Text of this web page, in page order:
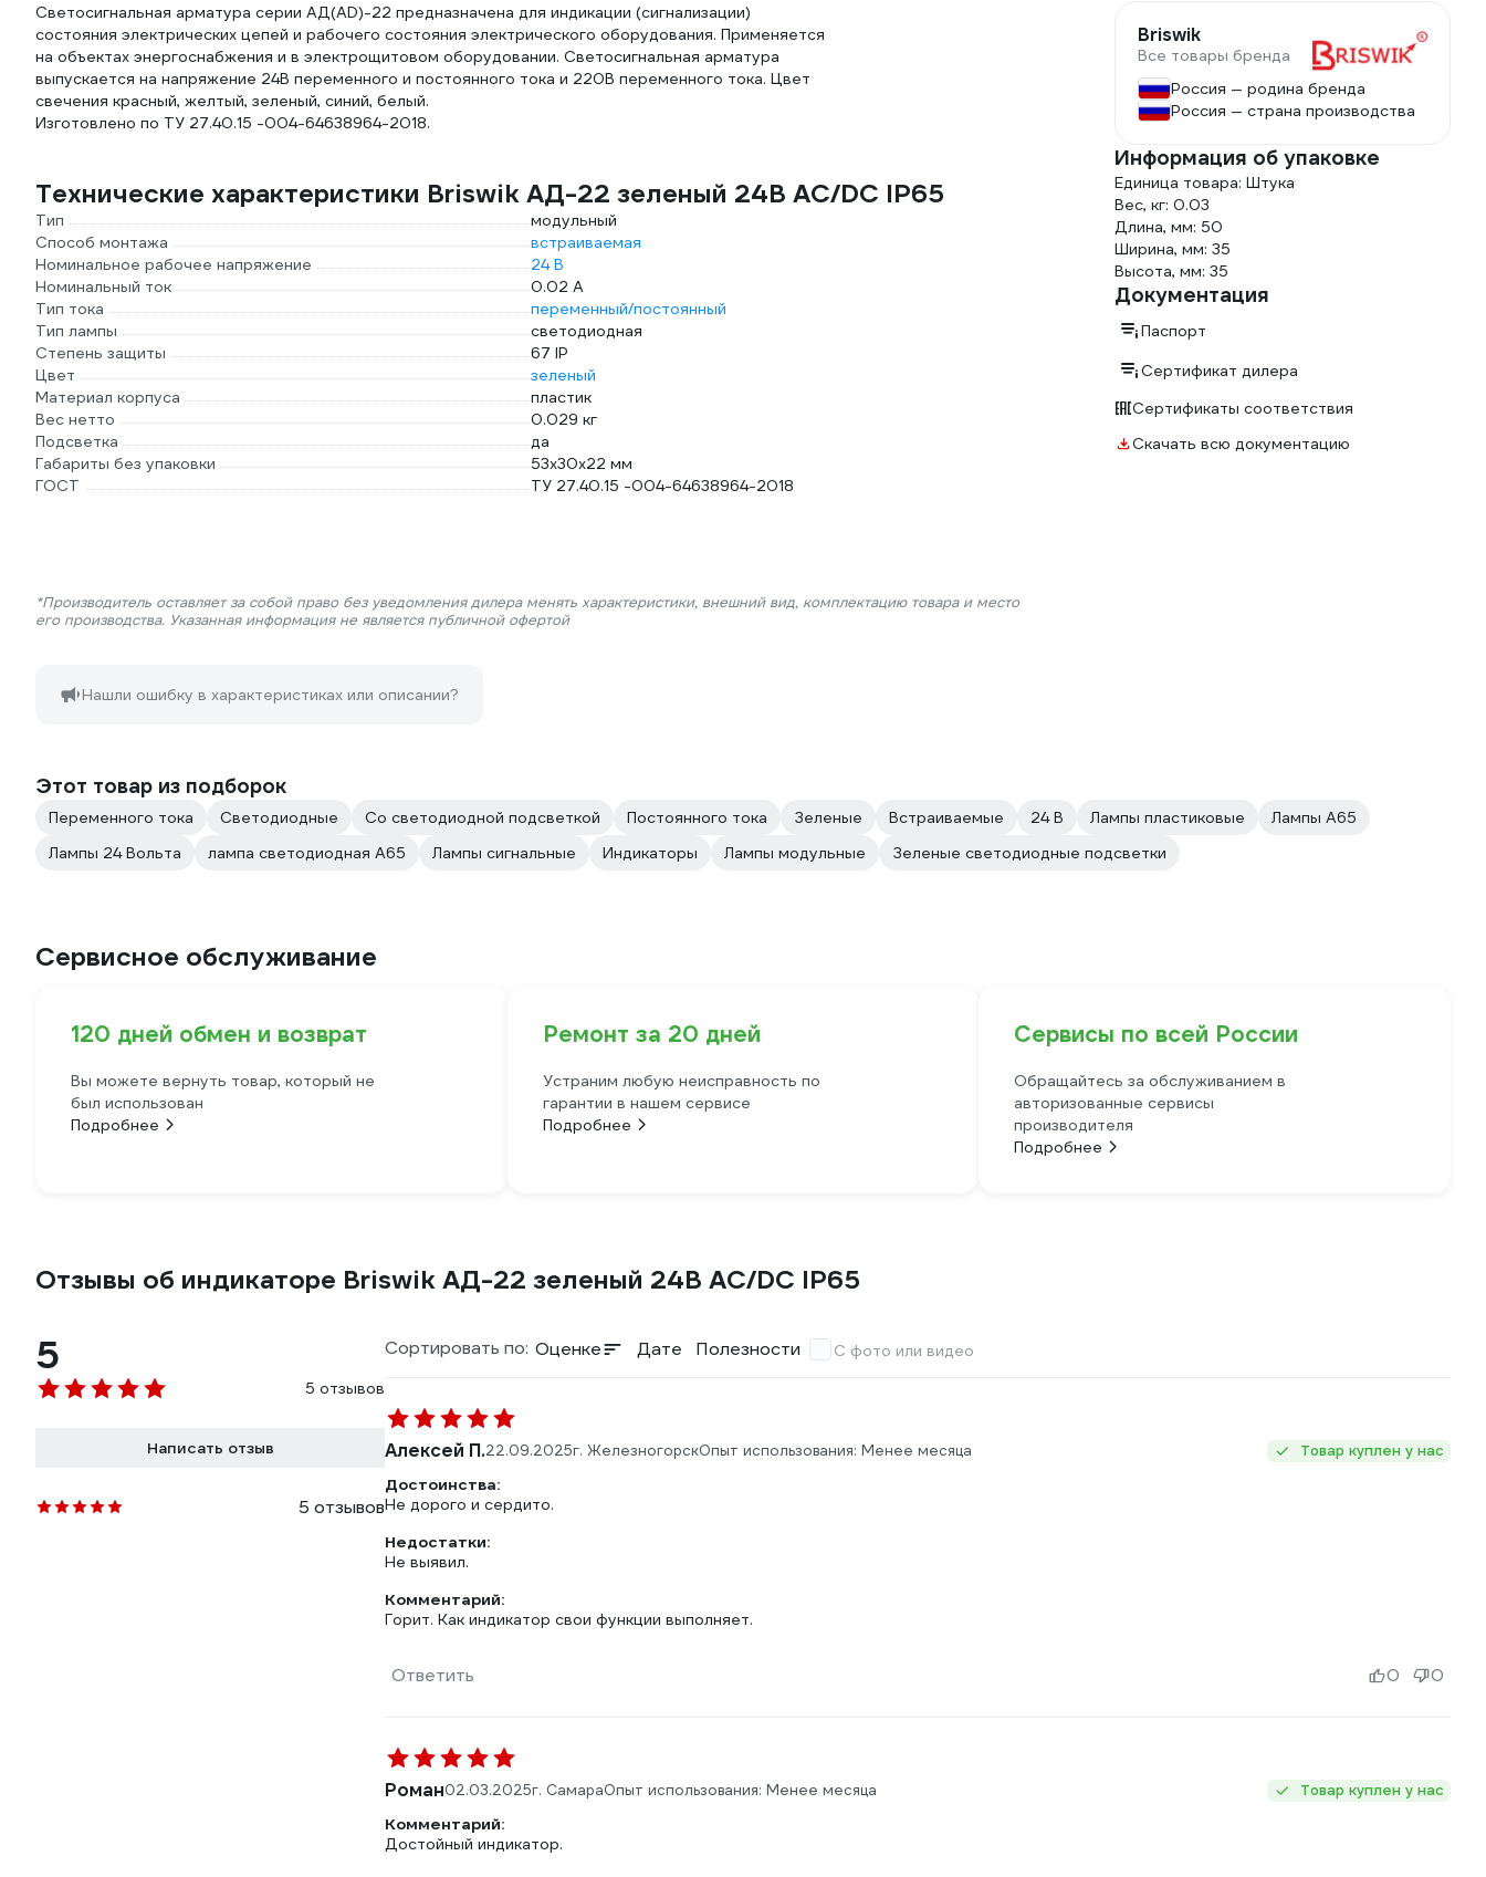
Светосигнальная арматура серии АД(AD)-22 предназначена для индикации (сигнализации)
состояния электрических цепей и рабочего состояния электрического оборудования. Применяется
на объектах энергоснабжения и в электрощитовом оборудовании. Светосигнальная арматура
выпускается на напряжение 24В переменного и постоянного тока и 220B переменного тока. Цвет
свечения красный, желтый, зеленый, синий, белый.
Изготовлено по ТУ 27.40.15 -004-64638964-2018.
Технические характеристики Briswik АД-22 зеленый 24В AC/DC IP65
Тип
модульный
Способ монтажа
встраиваемая
Номинальное рабочее напряжение
24 В
Номинальный ток
0.02 А
Тип тока
переменный/постоянный
Тип лампы
светодиодная
Степень защиты
67 IP
Цвет
зеленый
Материал корпуса
пластик
Вес нетто
0.029 кг
Подсветка
да
Габариты без упаковки
53х30х22 мм
ГОСТ
ТУ 27.40.15 -004-64638964-2018
*Производитель оставляет за собой право без уведомления дилера менять характеристики, внешний вид, комплектацию товара и место
его производства. Указанная информация не является публичной офертой
Нашли ошибку в характеристиках или описании?
Briswik
Все товары бренда
Россия — родина бренда
Россия — страна производства
Информация об упаковке
Единица товара: Штука
Вес, кг: 0.03
Длина, мм: 50
Ширина, мм: 35
Высота, мм: 35
Документация
Паспорт
Сертификат дилера
Сертификаты соответствия
Скачать всю документацию
Этот товар из подборок
Переменного тока Светодиодные Со светодиодной подсветкой Постоянного тока Зеленые Встраиваемые 24 В Лампы пластиковые
Лампы А65
Лампы 24 Вольта
лампа светодиодная А65 Лампы сигнальные Индикаторы Лампы модульные Зеленые светодиодные подсветки
Сервисное обслуживание
120 дней обмен и возврат
Вы можете вернуть товар, который не
был использован
Подробнее
Ремонт за 20 дней
Устраним любую неисправность по
гарантии в нашем сервисе
Подробнее
Сервисы по всей России
Обращайтесь за обслуживанием в
авторизованные сервисы
производителя
Подробнее
Отзывы об индикаторе Briswik АД-22 зеленый 24В AC/DC IP65
5
5 отзывов
Написать отзыв
5 отзывов
Сортировать по: Оценке Дате Полезности С фото или видео
Алексей П.22.09.2025г. ЖелезногорскОпыт использования: Менее месяца Товар куплен у нас
Достоинства:
Не дорого и сердито.
Недостатки:
Не выявил.
Комментарий:
Горит. Как индикатор свои функции выполняет.
Ответить 0 0
Роман02.03.2025г. СамараОпыт использования: Менее месяца Товар куплен у нас
Комментарий:
Достойный индикатор.